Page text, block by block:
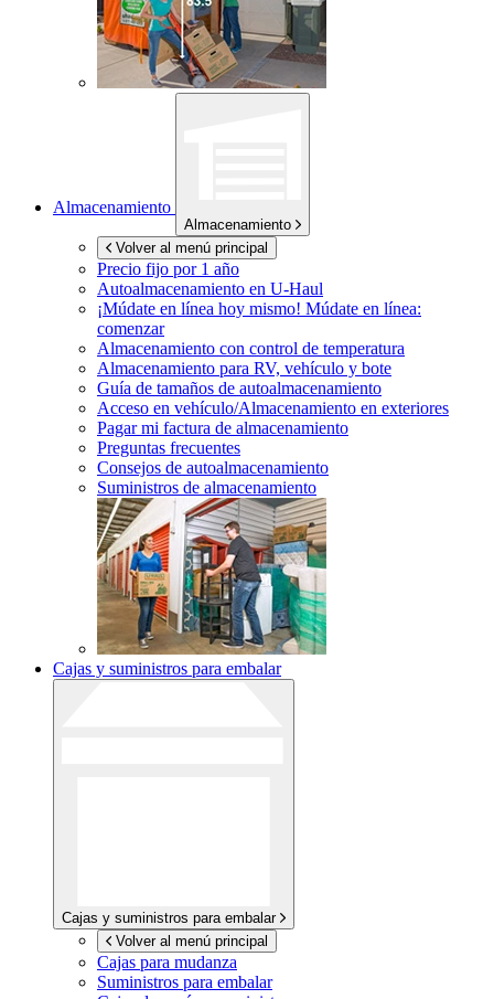
Almacenamiento
Almacenamiento
Volver al menú principal
Precio fijo por 1 año
Autoalmacenamiento en U-Haul
¡Múdate en línea hoy mismo! Múdate en línea:
comenzar
Almacenamiento con control de temperatura
Almacenamiento para RV, vehículo y bote
Guía de tamaños de autoalmacenamiento
Acceso en vehículo/Almacenamiento en exteriores
Pagar mi factura de almacenamiento
Preguntas frecuentes
Consejos de autoalmacenamiento
Suministros de almacenamiento
Cajas y suministros para embalar
Cajas y suministros para embalar
Volver al menú principal
Cajas para mudanza
Suministros para embalar